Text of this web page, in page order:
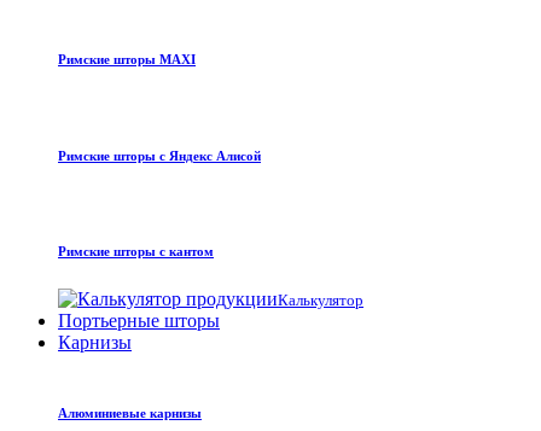
Римские шторы MAXI
Римские шторы с Яндекс Алисой
Римские шторы с кантом
Калькулятор
Портьерные шторы
Карнизы
Алюминиевые карнизы